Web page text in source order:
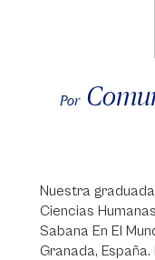
Por
Nuestra
Ciencias
Sabana En El
Granada,